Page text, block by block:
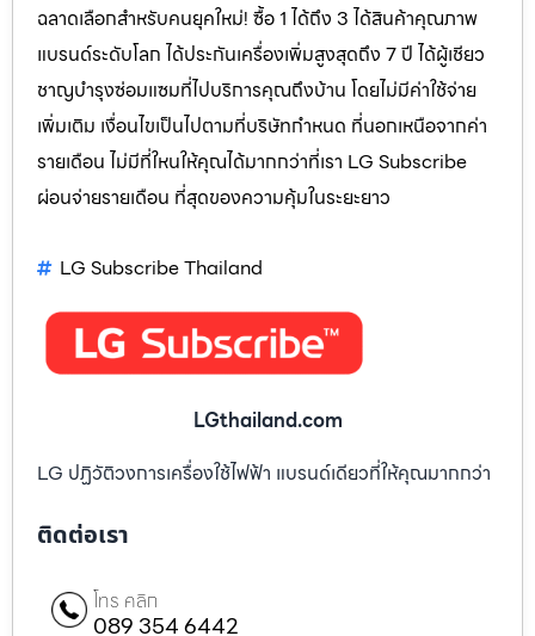
ฉลาดเลือกสำหรับคนยุคใหม่! ซื้อ 1 ได้ถึง 3 ได้สินค้าคุณภาพ
แบรนด์ระดับโลก ได้ประกันเครื่องเพิ่มสูงสุดถึง 7 ปี ได้ผู้เชียว
ชาญบำรุงซ่อมแซมที่ไปบริการคุณถึงบ้าน โดยไม่มีค่าใช้จ่าย
เพิ่มเติม เงื่อนไขเป็นไปตามที่บริษัทกำหนด ที่นอกเหนือจากค่า
รายเดือน ไม่มีที่ใหนให้คุณได้มากกว่าที่เรา LG Subscribe
ผ่อนจ่ายรายเดือน ที่สุดของความคุ้มในระยะยาว
LG Subscribe Thailand
LGthailand.com
LG ปฏิวัติวงการเครื่องใช้ไฟฟ้า แบรนด์เดียวที่ให้คุณมากกว่า
ติดต่อเรา
โทร คลิก
089 354 6442